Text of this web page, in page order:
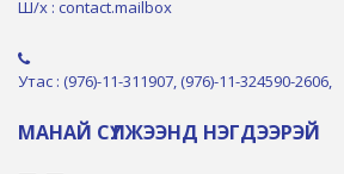
Ш/х : contact.mailbox
Утас : (976)-11-311907, (976)-11-324590-2606,
МАНАЙ СҮЛЖЭЭНД НЭГДЭЭРЭЙ